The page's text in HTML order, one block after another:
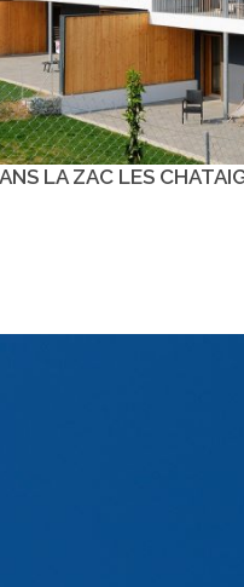
LA ZAC LES